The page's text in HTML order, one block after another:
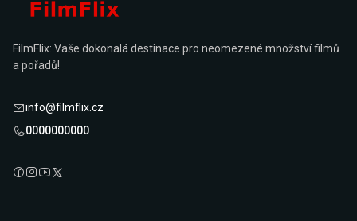
FilmFlix: Vaše dokonalá destinace pro neomezené množství filmů
a pořadů!
info@filmflix.cz
0000000000